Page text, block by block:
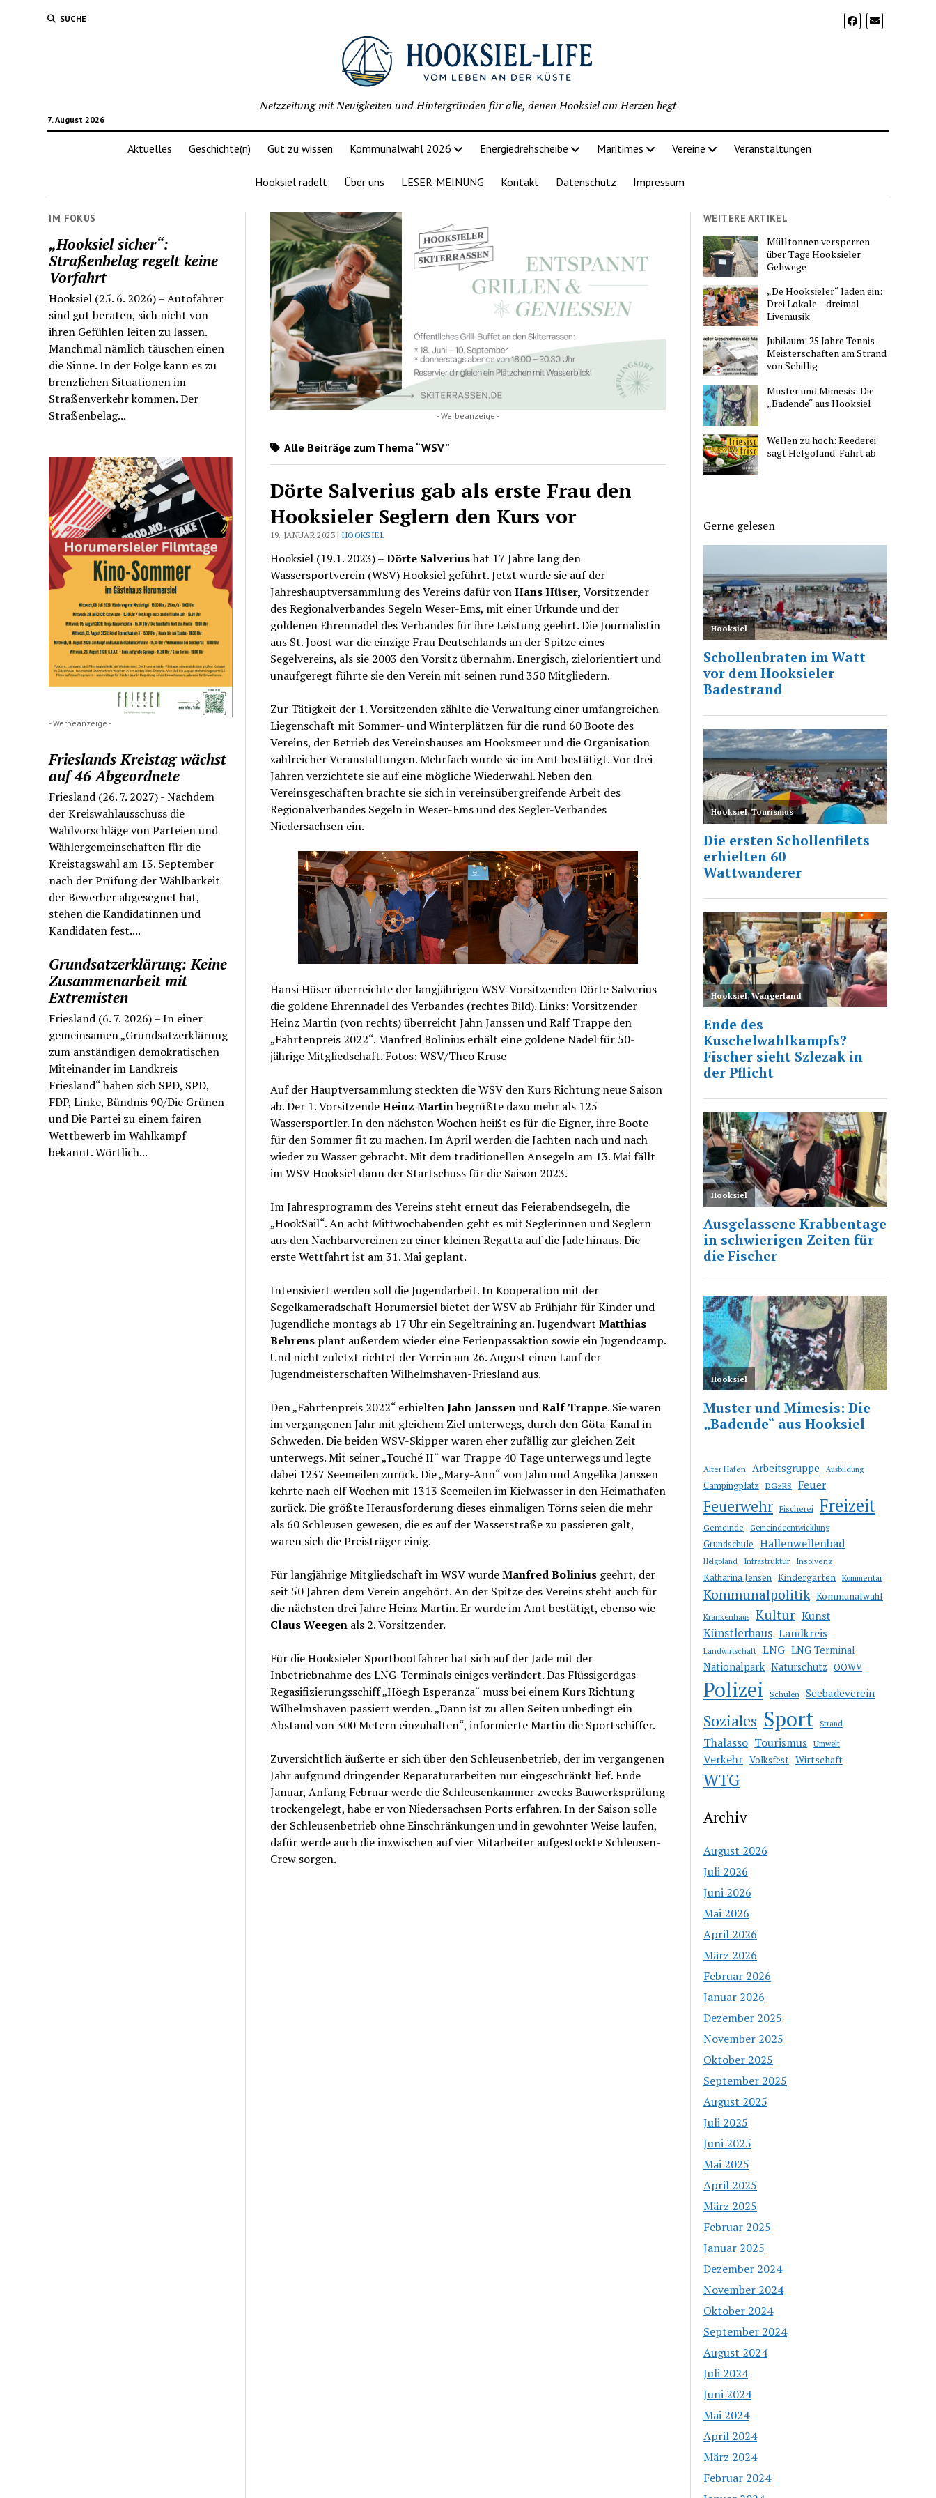
SUCHE
7. August 2026
Netzzeitung mit Neuigkeiten und Hintergründen für alle, denen Hooksiel am Herzen liegt
Aktuelles Geschichte(n) Gut zu wissen Kommunalwahl 2026 Energiedrehscheibe Maritimes Vereine Veranstaltungen
Hooksiel radelt Über uns LESER-MEINUNG Kontakt Datenschutz Impressum
IM FOKUS
„Hooksiel sicher“:
Straßenbelag regelt keine
Vorfahrt
Hooksiel (25. 6. 2026) – Autofahrer
sind gut beraten, sich nicht von
ihren Gefühlen leiten zu lassen.
Manchmal nämlich täuschen einen
die Sinne. In der Folge kann es zu
brenzlichen Situationen im
Straßenverkehr kommen. Der
Straßenbelag...
- Werbeanzeige -
Frieslands Kreistag wächst
auf 46 Abgeordnete
Friesland (26. 7. 2027) - Nachdem
der Kreiswahlausschuss die
Wahlvorschläge von Parteien und
Wählergemeinschaften für die
Kreistagswahl am 13. September
nach der Prüfung der Wählbarkeit
der Bewerber abgesegnet hat,
stehen die Kandidatinnen und
Kandidaten fest....
Grundsatzerklärung: Keine
Zusammenarbeit mit
Extremisten
Friesland (6. 7. 2026) – In einer
gemeinsamen „Grundsatzerklärung
zum anständigen demokratischen
Miteinander im Landkreis
Friesland“ haben sich SPD, SPD,
FDP, Linke, Bündnis 90/Die Grünen
und Die Partei zu einem fairen
Wettbewerb im Wahlkampf
bekannt. Wörtlich...
- Werbeanzeige -
Alle Beiträge zum Thema “WSV”
Dörte Salverius gab als erste Frau den
Hooksieler Seglern den Kurs vor
19. JANUAR 2023 |HOOKSIEL
Hooksiel (19.1. 2023) –Dörte Salveriushat 17 Jahre lang den
Wassersportverein (WSV) Hooksiel geführt. Jetzt wurde sie auf der
Jahreshauptversammlung des Vereins dafür vonHans Hüser, Vorsitzender
des Regionalverbandes Segeln Weser-Ems, mit einer Urkunde und der
goldenen Ehrennadel des Verbandes für ihre Leistung geehrt. Die Journalistin
aus St. Joost war die einzige Frau Deutschlands an der Spitze eines
Segelvereins, als sie 2003 den Vorsitz übernahm. Energisch, zielorientiert und
unaufgeregt führte sie den Verein mit seinen rund 350 Mitgliedern.
Zur Tätigkeit der 1. Vorsitzenden zählte die Verwaltung einer umfangreichen
Liegenschaft mit Sommer- und Winterplätzen für die rund 60 Boote des
Vereins, der Betrieb des Vereinshauses am Hooksmeer und die Organisation
zahlreicher Veranstaltungen. Mehrfach wurde sie im Amt bestätigt. Vor drei
Jahren verzichtete sie auf eine mögliche Wiederwahl. Neben den
Vereinsgeschäften brachte sie sich in vereinsübergreifende Arbeit des
Regionalverbandes Segeln in Weser-Ems und des Segler-Verbandes
Niedersachsen ein.
Hansi Hüser überreichte der langjährigen WSV-Vorsitzenden Dörte Salverius
die goldene Ehrennadel des Verbandes (rechtes Bild). Links: Vorsitzender
Heinz Martin (von rechts) überreicht Jahn Janssen und Ralf Trappe den
„Fahrtenpreis 2022“. Manfred Bolinius erhält eine goldene Nadel für 50-
jährige Mitgliedschaft. Fotos: WSV/Theo Kruse
Auf der Hauptversammlung steckten die WSV den Kurs Richtung neue Saison
ab. Der 1. VorsitzendeHeinz Martinbegrüßte dazu mehr als 125
Wassersportler. In den nächsten Wochen heißt es für die Eigner, ihre Boote
für den Sommer fit zu machen. Im April werden die Jachten nach und nach
wieder zu Wasser gebracht. Mit dem traditionellen Ansegeln am 13. Mai fällt
im WSV Hooksiel dann der Startschuss für die Saison 2023.
Im Jahresprogramm des Vereins steht erneut das Feierabendsegeln, die
„HookSail“. An acht Mittwochabenden geht es mit Seglerinnen und Seglern
aus den Nachbarvereinen zu einer kleinen Regatta auf die Jade hinaus. Die
erste Wettfahrt ist am 31. Mai geplant.
Intensiviert werden soll die Jugendarbeit. In Kooperation mit der
Segelkameradschaft Horumersiel bietet der WSV ab Frühjahr für Kinder und
Jugendliche montags ab 17 Uhr ein Segeltraining an. Jugendwart Matthias
Behrensplant außerdem wieder eine Ferienpassaktion sowie ein Jugendcamp.
Und nicht zuletzt richtet der Verein am 26. August einen Lauf der
Jugendmeisterschaften Wilhelmshaven-Friesland aus.
Den „Fahrtenpreis 2022“ erhieltenJahn JanssenundRalf Trappe. Sie waren
im vergangenen Jahr mit gleichem Ziel unterwegs, durch den Göta-Kanal in
Schweden. Die beiden WSV-Skipper waren eher zufällig zur gleichen Zeit
unterwegs. Mit seiner „Touché II“ war Trappe 40 Tage unterwegs und legte
dabei 1237 Seemeilen zurück. Die „Mary-Ann“ von Jahn und Angelika Janssen
kehrte nach elf Wochen mit 1313 Seemeilen im Kielwasser in den Heimathafen
zurück. Die größte Herausforderung dieses einmaligen Törns seien die mehr
als 60 Schleusen gewesen, die es auf der Wasserstraße zu passieren galt,
waren sich die Preisträger einig.
Für langjährige Mitgliedschaft im WSV wurdeManfred Boliniusgeehrt, der
seit 50 Jahren dem Verein angehört. An der Spitze des Vereins steht auch für
die nächsten drei Jahre Heinz Martin. Er wurde im Amt bestätigt, ebenso wie
Claus Weegenals 2. Vorsitzender.
Für die Hooksieler Sportbootfahrer hat sich auf der Jade mit der
Inbetriebnahme des LNG-Terminals einiges verändert. Das Flüssigerdgas-
Regasifizierungsschiff „Höegh Esperanza“ muss bei einem Kurs Richtung
Wilhelmshaven passiert werden. „Dann ist zu allen Seiten unbedingt ein
Abstand von 300 Metern einzuhalten“, informierte Martin die Sportschiffer.
Zuversichtlich äußerte er sich über den Schleusenbetrieb, der im vergangenen
Jahr aufgrund dringender Reparaturarbeiten nur eingeschränkt lief. Ende
Januar, Anfang Februar werde die Schleusenkammer zwecks Bauwerksprüfung
trockengelegt, habe er von Niedersachsen Ports erfahren. In der Saison solle
der Schleusenbetrieb ohne Einschränkungen und in gewohnter Weise laufen,
dafür werde auch die inzwischen auf vier Mitarbeiter aufgestockte Schleusen-
Crew sorgen.
WEITERE ARTIKEL
Mülltonnen versperren
über Tage Hooksieler
Gehwege
„De Hooksieler“ laden ein:
Drei Lokale – dreimal
Livemusik
Jubiläum: 25 Jahre Tennis-
Meisterschaften am Strand
von Schillig
Muster und Mimesis: Die
„Badende“ aus Hooksiel
Wellen zu hoch: Reederei
sagt Helgoland-Fahrt ab
Gerne gelesen
Alter Hafen Arbeitsgruppe Ausbildung
Campingplatz DGzRS Feuer
Feuerwehr Fischerei Freizeit
Gemeinde Gemeindeentwicklung
Grundschule Hallenwellenbad
Helgoland Infrastruktur Insolvenz
Katharina Jensen Kindergarten Kommentar
Kommunalpolitik Kommunalwahl
Krankenhaus Kultur Kunst
Künstlerhaus Landkreis
Landwirtschaft LNG LNG Terminal
Nationalpark Naturschutz OOWV
Polizei Schulen Seebadeverein
Soziales Sport Strand
Thalasso Tourismus Umwelt
Verkehr Volksfest Wirtschaft
WTG
Archiv
August 2026
Juli 2026
Juni 2026
Mai 2026
April 2026
März 2026
Februar 2026
Januar 2026
Dezember 2025
November 2025
Oktober 2025
September 2025
August 2025
Juli 2025
Juni 2025
Mai 2025
April 2025
März 2025
Februar 2025
Januar 2025
Dezember 2024
November 2024
Oktober 2024
September 2024
August 2024
Juli 2024
Juni 2024
Mai 2024
April 2024
März 2024
Februar 2024